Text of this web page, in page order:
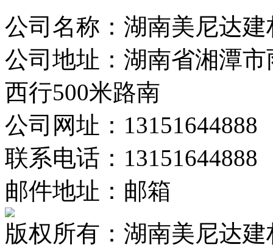
公司名称：湖南美尼达
公司地址：湖南省湘潭
西行500米路南
公司网址：13151644888
联系电话：13151644888
邮件地址：邮箱
版权所有：湖南美尼